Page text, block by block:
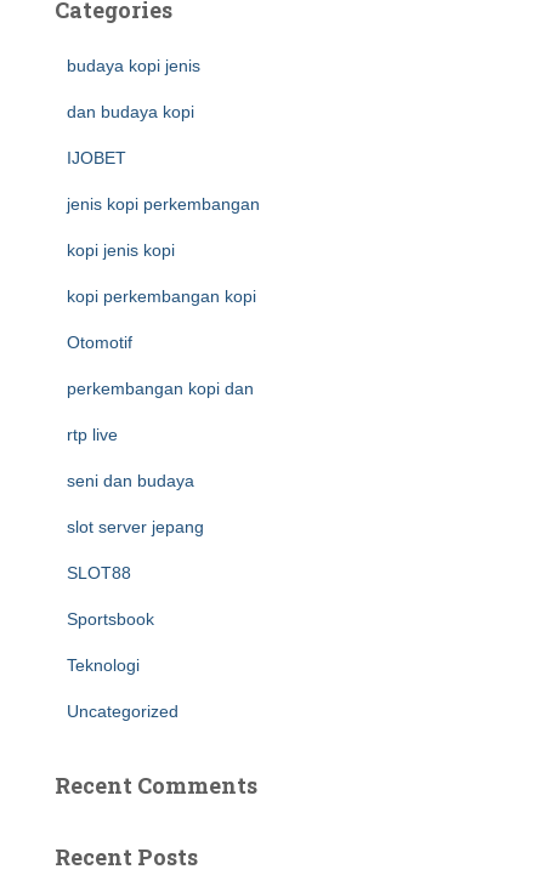
Categories
budaya kopi jenis
dan budaya kopi
IJOBET
jenis kopi perkembangan
kopi jenis kopi
kopi perkembangan kopi
Otomotif
perkembangan kopi dan
rtp live
seni dan budaya
slot server jepang
SLOT88
Sportsbook
Teknologi
Uncategorized
Recent Comments
Recent Posts